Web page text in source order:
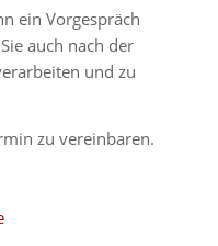
ein Vorgespräch
auch nach der
und zu
zu vereinbaren.